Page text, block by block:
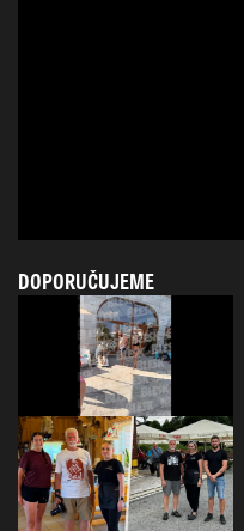
DOPORUČUJEME